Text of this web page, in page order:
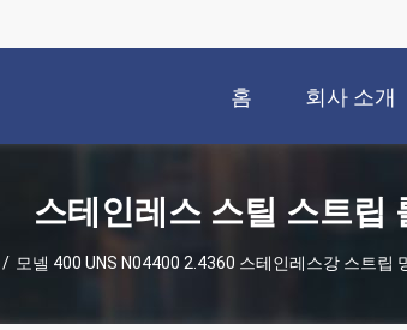
홈 회사 소개
스테인레스 스틸 스트립
/ 모넬 400 UNS N04400 2.4360 스테인레스강 스트